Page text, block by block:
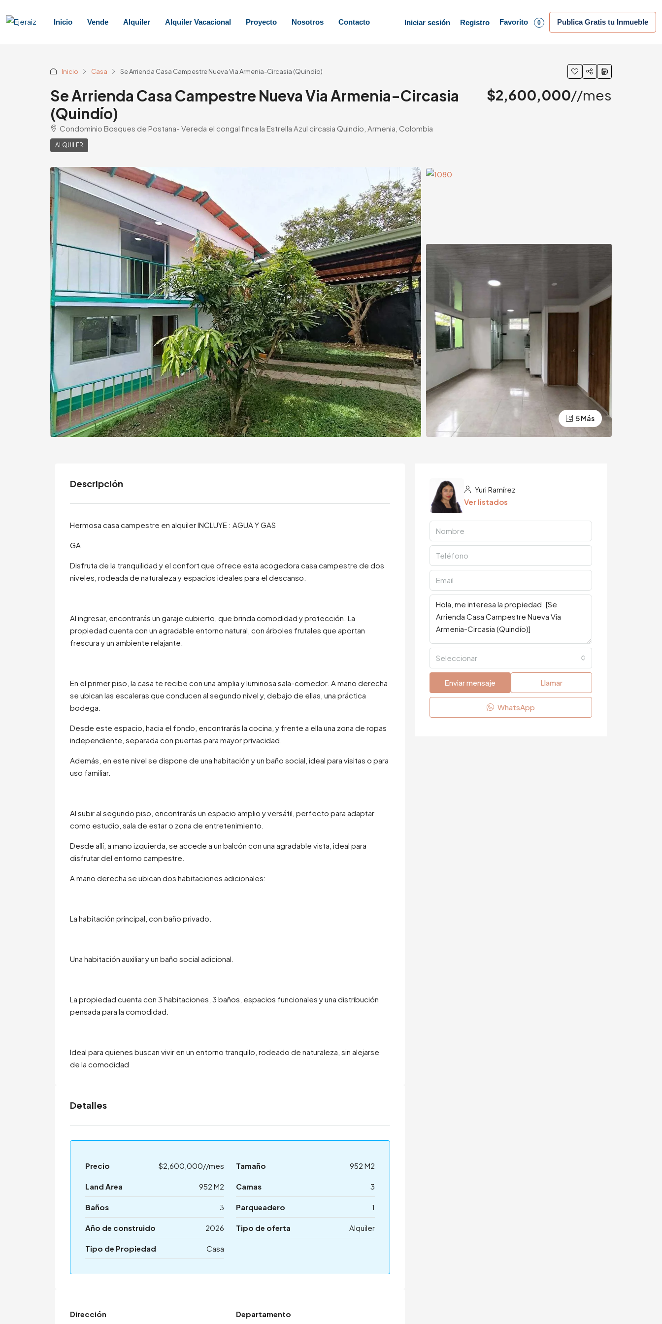
Inicio Vende Alquiler Alquiler Vacacional Proyecto Nosotros Contacto Iniciar sesión Registro Favorito 0 Publica Gratis tu Inmueble
Inicio Casa Se Arrienda Casa Campestre Nueva Via Armenia-Circasia (Quindío)
Se Arrienda Casa Campestre Nueva Via Armenia-Circasia
(Quindío)
Condominio Bosques de Postana- Vereda el congal finca la Estrella Azul circasia Quindío, Armenia, Colombia
ALQUILER
$2,600,000//mes
5 Más
Descripción
Hermosa casa campestre en alquiler INCLUYE : AGUA Y GAS
GA
Disfruta de la tranquilidad y el confort que ofrece esta acogedora casa campestre de dos
niveles, rodeada de naturaleza y espacios ideales para el descanso.
Al ingresar, encontrarás un garaje cubierto, que brinda comodidad y protección. La
propiedad cuenta con un agradable entorno natural, con árboles frutales que aportan
frescura y un ambiente relajante.
En el primer piso, la casa te recibe con una amplia y luminosa sala-comedor. A mano derecha
se ubican las escaleras que conducen al segundo nivel y, debajo de ellas, una práctica
bodega.
Desde este espacio, hacia el fondo, encontrarás la cocina, y frente a ella una zona de ropas
independiente, separada con puertas para mayor privacidad.
Además, en este nivel se dispone de una habitación y un baño social, ideal para visitas o para
uso familiar.
Al subir al segundo piso, encontrarás un espacio amplio y versátil, perfecto para adaptar
como estudio, sala de estar o zona de entretenimiento.
Desde allí, a mano izquierda, se accede a un balcón con una agradable vista, ideal para
disfrutar del entorno campestre.
A mano derecha se ubican dos habitaciones adicionales:
La habitación principal, con baño privado.
Una habitación auxiliar y un baño social adicional.
La propiedad cuenta con 3 habitaciones, 3 baños, espacios funcionales y una distribución
pensada para la comodidad.
Ideal para quienes buscan vivir en un entorno tranquilo, rodeado de naturaleza, sin alejarse
de la comodidad
Detalles
Precio $2,600,000//mes Tamaño 952 M2
Land Area 952 M2 Camas 3
Baños 3 Parqueadero 1
Año de construido 2026 Tipo de oferta Alquiler
Tipo de Propiedad Casa
Dirección Departamento
Yuri Ramírez
Ver listados
Seleccionar
Enviar mensaje Llamar
WhatsApp